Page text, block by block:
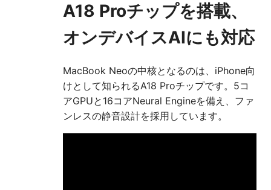
A18 Proチップを搭載、
オンデバイスAIにも対応
MacBook Neoの中核となるのは、iPhone向
けとして知られるA18 Proチップです。5コ
アGPUと16コアNeural Engineを備え、ファ
ンレスの静音設計を採用しています。